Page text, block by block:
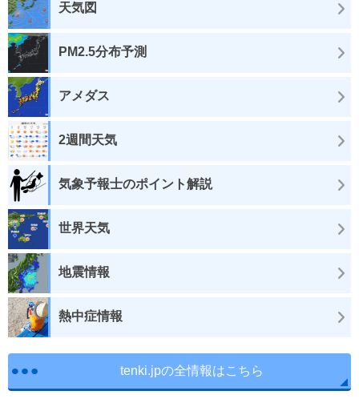
天気図
PM2.5分布予測
アメダス
2週間天気
気象予報士のポイント解説
世界天気
地震情報
熱中症情報
tenki.jpの全情報はこちら